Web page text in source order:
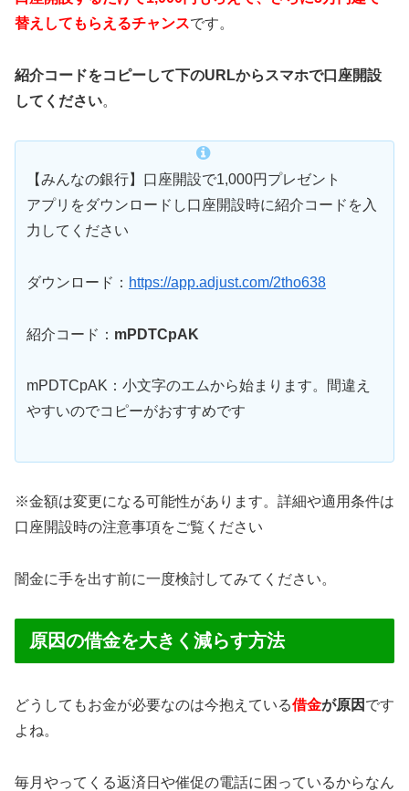
替えしてもらえるチャンスです。
紹介コードをコピーして下のURLからスマホで口座開設
してください。
【みんなの銀行】口座開設で1,000円プレゼント
アプリをダウンロードし口座開設時に紹介コードを入
力してください
ダウンロード： https://app.adjust.com/2tho638
紹介コード： mPDTCpAK
mPDTCpAK：小文字のエムから始まります。間違え
やすいのでコピーがおすすめです
※金額は変更になる可能性があります。詳細や適用条件は
口座開設時の注意事項をご覧ください
闇金に手を出す前に一度検討してみてください。
原因の借金を大きく減らす方法
どうしてもお金が必要なのは今抱えている借金が原因 です
よね。
毎月やってくる返済日や催促の電話に困っているからなん